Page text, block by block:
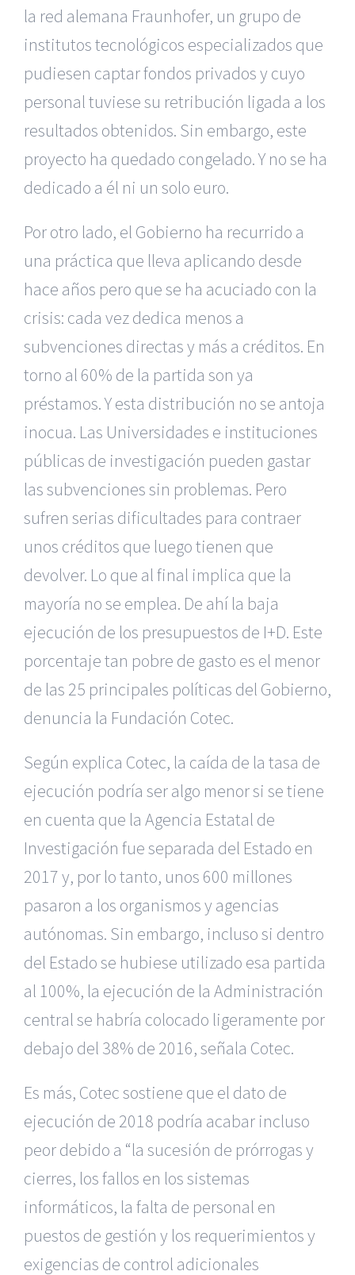
la red alemana Fraunhofer, un grupo de
institutos tecnológicos especializados que
pudiesen captar fondos privados y cuyo
personal tuviese su retribución ligada a los
resultados obtenidos. Sin embargo, este
proyecto ha quedado congelado. Y no se ha
dedicado a él ni un solo euro.
Por otro lado, el Gobierno ha recurrido a
una práctica que lleva aplicando desde
hace años pero que se ha acuciado con la
crisis: cada vez dedica menos a
subvenciones directas y más a créditos. En
torno al 60% de la partida son ya
préstamos. Y esta distribución no se antoja
inocua. Las Universidades e instituciones
públicas de investigación pueden gastar
las subvenciones sin problemas. Pero
sufren serias dificultades para contraer
unos créditos que luego tienen que
devolver. Lo que al final implica que la
mayoría no se emplea. De ahí la baja
ejecución de los presupuestos de I+D. Este
porcentaje tan pobre de gasto es el menor
de las 25 principales políticas del Gobierno,
denuncia la Fundación Cotec.
Según explica Cotec, la caída de la tasa de
ejecución podría ser algo menor si se tiene
en cuenta que la Agencia Estatal de
Investigación fue separada del Estado en
2017 y, por lo tanto, unos 600 millones
pasaron a los organismos y agencias
autónomas. Sin embargo, incluso si dentro
del Estado se hubiese utilizado esa partida
al 100%, la ejecución de la Administración
central se habría colocado ligeramente por
debajo del 38% de 2016, señala Cotec.
Es más, Cotec sostiene que el dato de
ejecución de 2018 podría acabar incluso
peor debido a “la sucesión de prórrogas y
cierres, los fallos en los sistemas
informáticos, la falta de personal en
puestos de gestión y los requerimientos y
exigencias de control adicionales